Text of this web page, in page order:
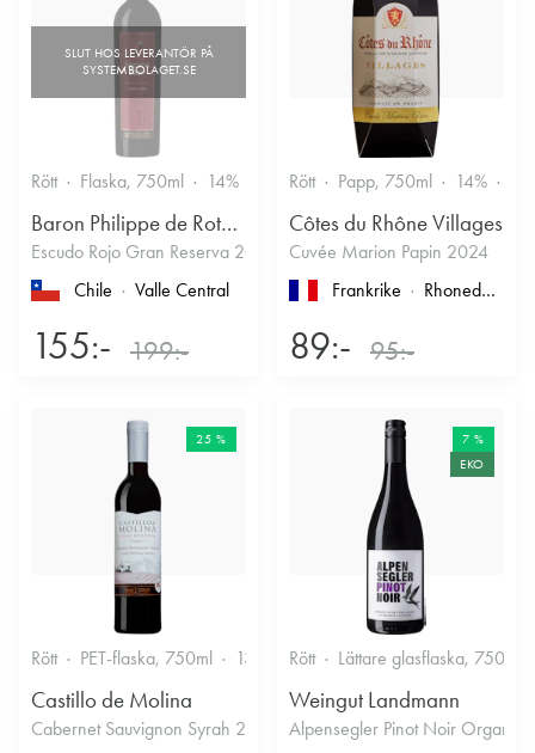
Rött Flaska, 750ml 14%
Baron Philippe de Rothschild Chile SA
Escudo Rojo Gran Reserva 2022
Chile
Valle Central
155:- 199:-
Rött Papp, 750ml 14%
Côtes du Rhône Villages
Cuvée Marion Papin 2024
Frankrike
Rhonedalen
89:- 95:-
25 %
Rött PET-flaska, 750ml 13.5% Fruktigt & Smakrikt
Castillo de Molina
Cabernet Sauvignon Syrah 2022
7 %
EKO
Rött Lättare glasflaska, 750ml
Weingut Landmann
Alpensegler Pinot Noir Organic